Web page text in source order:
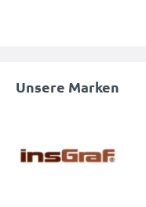
Unsere Marken